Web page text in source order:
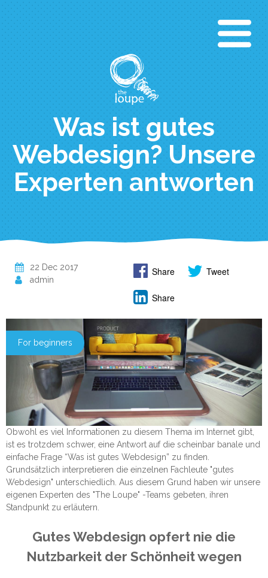
Was ist gutes
Webdesign? Unsere
Experten antworten
22 Dec 2017
admin
Share Tweet
Share
For beginners
Obwohl es viel Informationen zu diesem Thema im Internet gibt,
ist es trotzdem schwer, eine Antwort auf die scheinbar banale und
einfache Frage “Was ist gutes Webdesign” zu finden.
Grundsätzlich interpretieren die einzelnen Fachleute "gutes
Webdesign" unterschiedlich. Aus diesem Grund haben wir unsere
eigenen Experten des "The Loupe" -Teams gebeten, ihren
Standpunkt zu erläutern.
Gutes Webdesign opfert nie die
Nutzbarkeit der Schönheit wegen